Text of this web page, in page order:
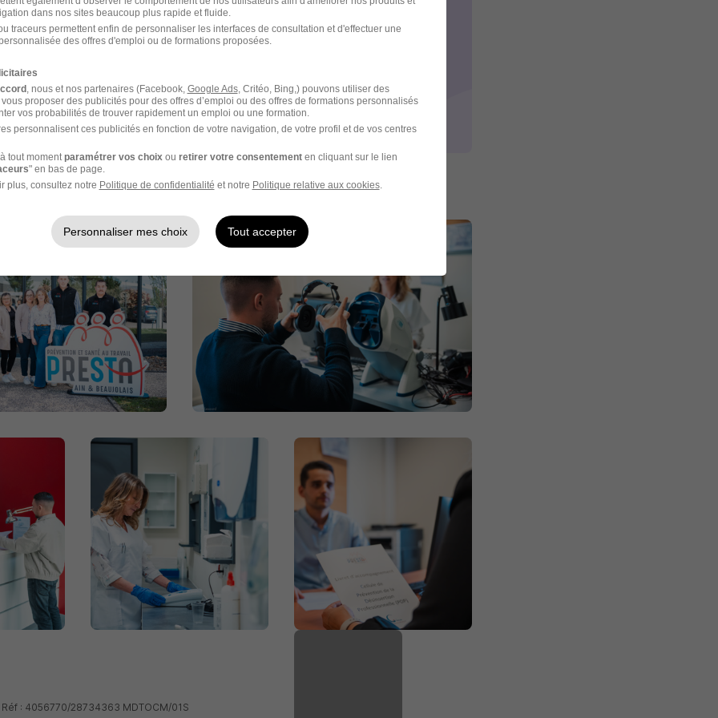
entretien téléphonique
de collaboration ou refus de la candidature
en images
: 4056770/28734363 MDTOCM/01S
dans nos sites beaucoup plus rapide et fluide.
traceurs permettent enfin de personnaliser les interfaces de consultation et d'effectuer une
des offres d'emploi ou de formations proposées.
, nous et nos partenaires (Facebook, Google Ads, Critéo, Bing,) pouvons utiliser des
proposer des publicités pour des offres d’emploi ou des offres de formations personnalisés
vos probabilités de trouver rapidement un emploi ou une formation.
personnalisent ces publicités en fonction de votre navigation, de votre profil et de vos centres
tout moment paramétrer vos choix ou retirer votre consentementen cliquant sur le lien
" en bas de page.
plus, consultez notre Politique de confidentialité et notre Politique relative aux cookies.
Personnaliser mes choix Tout accepter